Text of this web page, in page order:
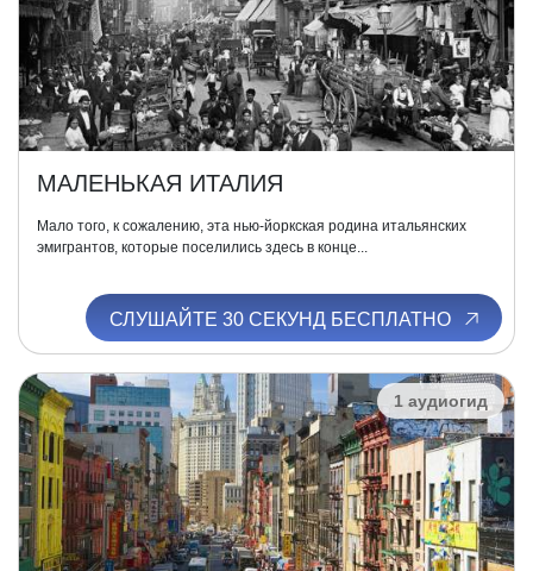
МАЛЕНЬКАЯ ИТАЛИЯ
Мало того, к сожалению, эта нью-йоркская родина итальянских
эмигрантов, которые поселились здесь в конце...
СЛУШАЙТЕ 30 СЕКУНД БЕСПЛАТНО
1 аудиогид